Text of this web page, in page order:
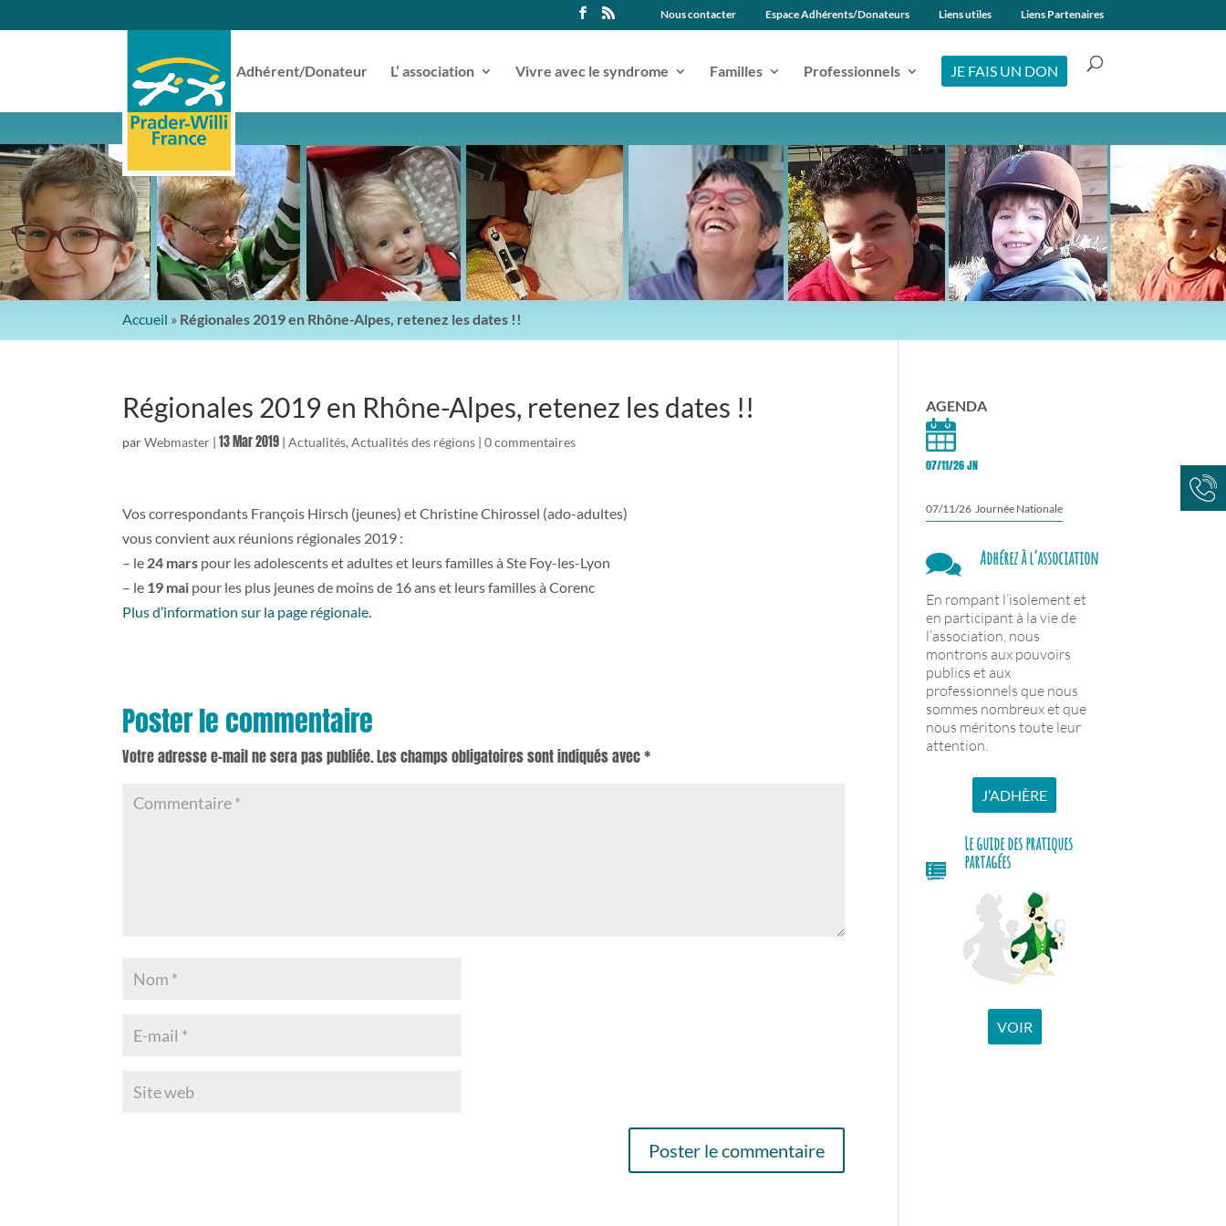
Nous contacter Espace Adhérents/Donateurs Liens utiles Liens Partenaires
Adhérent/Donateur L’ association Vivre avec le syndrome Familles Professionnels JE FAIS UN DON
Accueil » Régionales 2019 en Rhône-Alpes, retenez les dates !!
Régionales 2019 en Rhône-Alpes, retenez les dates !!
parWebmaster |13 Mar 2019 |Actualités,Actualités des régions |0 commentaires
Vos correspondants François Hirsch (jeunes) et Christine Chirossel (ado-adultes)
vous convient aux réunions régionales 2019 :
– le 24 mars pour les adolescents et adultes et leurs familles à Ste Foy-les-Lyon
– le 19 mai pour les plus jeunes de moins de 16 ans et leurs familles à Corenc
Plus d’information sur la page régionale
Poster le commentaire
Votre adresse e-mail ne sera pas publiée.Les champs obligatoires sont indiqués avec*
AGENDA
07/11/26 JN
07/11/26 Journée Nationale
Adhérez à l’association
En rompant l’isolement et
en participant à la vie de
l’association, nous
montrons aux pouvoirs
publics et aux
professionnels que nous
sommes nombreux et que
nous méritons toute leur
attention.
J’ADHÈRE
Le guide des pratiques
partagées
VOIR